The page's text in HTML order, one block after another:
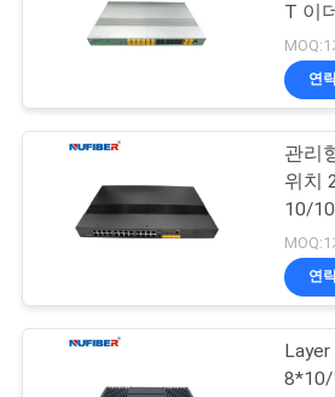
락
10G XFP 송
T 이
연
관리
위치
10/
더넷
연
Layer